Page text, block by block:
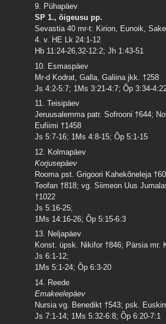
9. Pühapäev
SP 1., õigeusu pp.
Sevastia 40 mr-t: Kirion, Eunoik,
4. v. HE Lk 24:1-12
Hb 11:24-26,32-12:2; Jh 1:43-51
10. Esmaspäev
Mr-d Kodrat, Galla, Galiina jkk. †258
Js 4:2-5:7; 1Ms 3:21-4:7; Õp 3:34-
11. Teisipäev
Jeruusalemma patr. Sofrooni †644;
Eufiimi †1458
Js 5:7-16; 1Ms 4:8-15; Õp 5:1-15
12. Kolmapäev
Korjusepäev
Rooma pst. Grigoori Kahekõneleja
Teofan †818; vg. Siimeon Uus
†1022
Js 5:16-25;
1Ms 14:16-26; Õp 5:15-6:3
13. Neljapäev
Konst. üpsk. Nikifor †846; Pärsia mr.
Js 6:1-12;
1Ms 5:1-24; Õp 6:3-20
14. Reede
Emakeelepäev
Nursia vg. Benedikt †543; psk.
Js 7:1-14; 1Ms 5:32-6:8; Õp 6:20-7:1